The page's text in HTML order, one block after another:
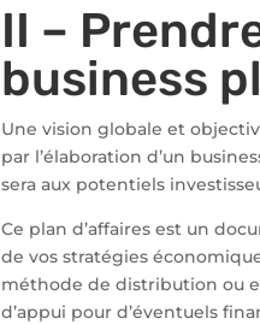
II –
business
Une vision globale et
par l’élaboration d’un
sera aux potentiels
Ce plan d’affaires est un
de vos stratégies
méthode de distribution ou
d’appui pour d’éventuels